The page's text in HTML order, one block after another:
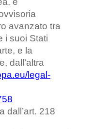
avanzato tra
i suoi Stati
e la
dall’altra
legal-
dall’art. 218